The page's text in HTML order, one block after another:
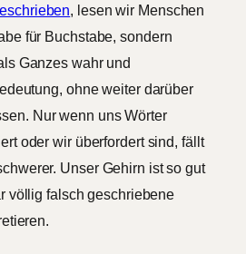
, lesen wir Menschen
für Buchstabe, sondern
Ganzes wahr und
ohne weiter darüber
Nur wenn uns Wörter
oder wir überfordert sind, fällt
Unser Gehirn ist so gut
völlig falsch geschriebene